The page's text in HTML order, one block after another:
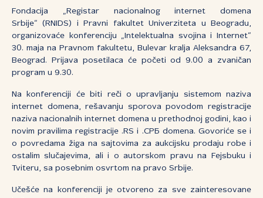
Fondacija „Registar nacionalnog internet domena
Srbije“ (RNIDS) i Pravni fakultet Univerziteta u Beogradu,
organizovaće konferenciju „Intelektualna svojina i Internet“
30. maja na Pravnom fakultetu, Bulevar kralja Aleksandra 67,
Beograd. Prijava posetilaca će početi od 9.00 a zvaničan
program u 9.30.
Na konferenciji će biti reči o upravljanju sistemom naziva
internet domena, rešavanju sporova povodom registracije
naziva nacionalnih internet domena u prethodnoj godini, kao i
novim pravilima registracije .RS i .СРБ domena. Govoriće se i
o povredama žiga na sajtovima za aukcijsku prodaju robe i
ostalim slučajevima, ali i o autorskom pravu na Fejsbuku i
Tviteru, sa posebnim osvrtom na pravo Srbije.
Učešće na konferenciji je otvoreno za sve zainteresovane